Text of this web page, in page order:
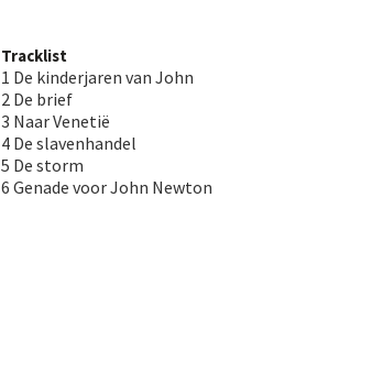
Tracklist
1 De kinderjaren van John
2 De brief
3 Naar Venetië
4 De slavenhandel
5 De storm
6 Genade voor John Newton